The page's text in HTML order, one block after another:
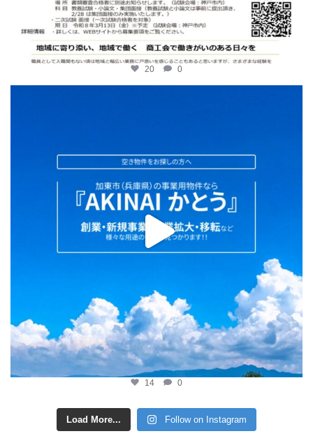
20 0
14 0
Load More... Follow on Instagram